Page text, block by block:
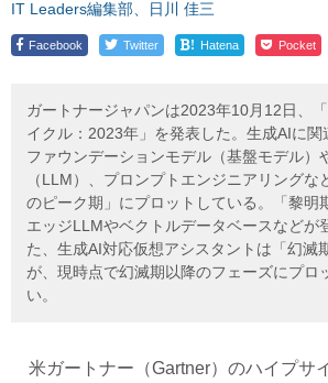
IT Leaders編集部、日川 佳三
Facebook Twitter ! Hatena Pocket
ガートナージャパンは2023年10月12日、
イクル：2023年」を発表した。生成AIに関
ファウンデーションモデル（基盤モデル）
（LLM）、プロンプトエンジニアリング
のピーク期」にプロットしている。「黎明
エッジLLMやベクトルデータベースなどが
た、生成AI対応仮想アシスタントは「幻滅
が、現時点で幻滅期以降のフェーズにプロ
い。
米ガートナー（Gartner）のハイプサ